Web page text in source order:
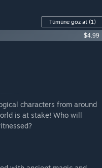
Tümüne göz at (1)
$4.99
characters from around
is at stake! Who will